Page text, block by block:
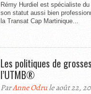
Rémy Hurdiel est spécialiste
son statut aussi bien
la Transat Cap Martinique...
Les politiques de
l’UTMB®
ParAnne Odrule août 22,